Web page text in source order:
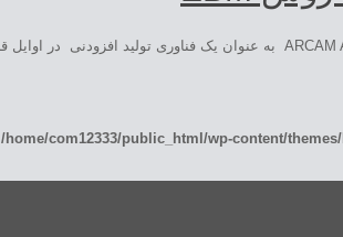
/home/com12333/public_html/wp-content/